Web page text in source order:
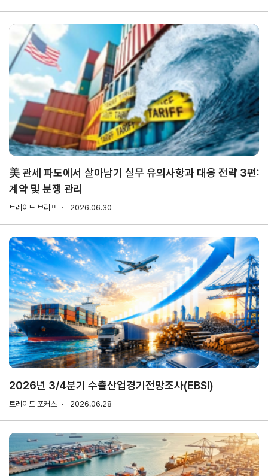
추진
과제
사회
공헌
활동
활동소개
CI규
정/
서체
마이페이지
홈
KITA
.net
서비스
신청내역
자문/
상담
내역
관심정보
KITA
멤버
십
무역
아카
데미
자사
정보
관리
회원
정보
관리
美 관세 파도에서 살아남기 실무 유의사항과 대응 전략 3편:
계약 및 분쟁 관리
트레이드 브리프 2026.06.30
2026년 3/4분기 수출산업경기전망조사(EBSI)
트레이드 포커스 2026.06.28